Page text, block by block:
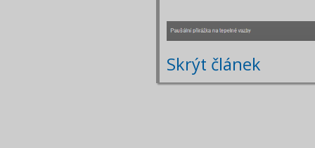
Skrýt článek